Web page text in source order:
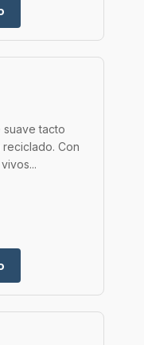
suave tacto
Con